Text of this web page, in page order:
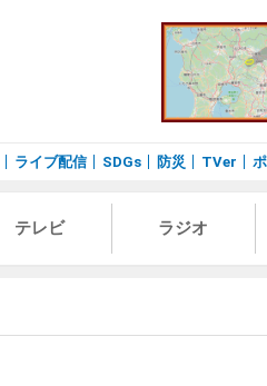
ライブ配信 SDGs 防災 TVer
テレビ ラジオ